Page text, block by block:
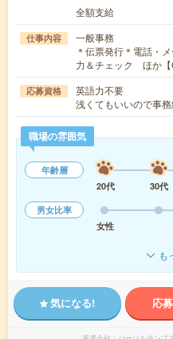
全額支給
仕事内容
一般事務
＊伝票発行＊電話・
力＆チェック ほか
応募資格
英語力不要
浅くてもいいので事
職場の雰囲気
年齢層
20代
30代
男女比率
女性
も
気になる! 応